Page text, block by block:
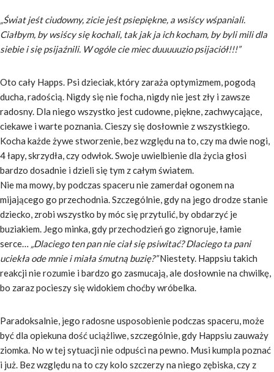
„Świat jeśt ciudowny, zicie jeśt psiepiękne, a wsiścy wśpaniali.
Ciałbym, by wsiścy się kochali, tak jak ja ich kocham, by byli mili dla
siebie i się psijaźnili. W ogóle cie miec duuuuuzio psijaciół!!!”
Oto cały Happs. Psi dzieciak, który zaraża optymizmem, pogodą
ducha, radością. Nigdy się nie focha, nigdy nie jest zły i zawsze
radosny. Dla niego wszystko jest cudowne, piękne, zachwycające,
ciekawe i warte poznania. Cieszy się dosłownie z wszystkiego.
Kocha każde żywe stworzenie, bez względu na to, czy ma dwie nogi,
4 łapy, skrzydła, czy odwłok. Swoje uwielbienie dla życia głosi
bardzo dosadnie i dzieli się tym z całym światem.
Nie ma mowy, by podczas spaceru nie zamerdał ogonem na
mijającego go przechodnia. Szczególnie, gdy na jego drodze stanie
dziecko, zrobi wszystko by móc się przytulić, by obdarzyć je
buziakiem. Jego minka, gdy przechodzień go zignoruje, łamie
serce… „Dlaciego ten pan nie ciał się psiwitać? Dlaciego ta pani
uciekła ode mnie i miała śmutną buzię?”Niestety. Happsiu takich
reakcji nie rozumie i bardzo go zasmucają, ale dosłownie na chwilkę,
bo zaraz pocieszy się widokiem choćby wróbelka.
Paradoksalnie, jego radosne usposobienie podczas spaceru, może
być dla opiekuna dość uciążliwe, szczególnie, gdy Happsiu zauważy
ziomka. No w tej sytuacji nie odpuści na pewno. Musi kumpla poznać
i już. Bez względu na to czy kolo szczerzy na niego zębiska, czy z